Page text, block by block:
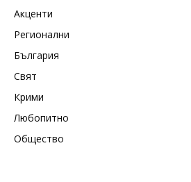
Акценти
Регионални
България
Свят
Крими
Любопитно
Общество